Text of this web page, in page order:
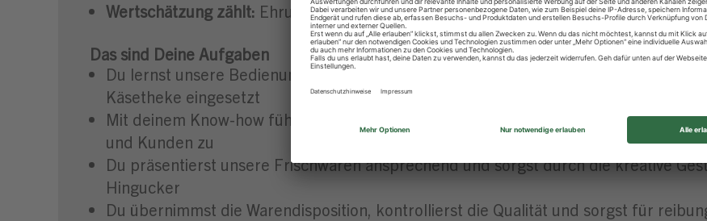
Wertschätzung zählt: Ehrung der besten Azubis für besondere Leistungen
Das sind Deine Aufgaben
Du lernst unsere Bedienungstheken von Grund auf kennen und wirst sowohl im
Käsetheke eingesetzt
Mit deinem Know-how führst du professionelle Beratungs- und Verkaufsgespräche
und Kunden zu
Du präsentierst unsere Frischwaren ansprechend und sorgst durch die kreative
Hingucker
Du übernimmst die Warendisposition, kontrollierst die Qualität und sorgst für